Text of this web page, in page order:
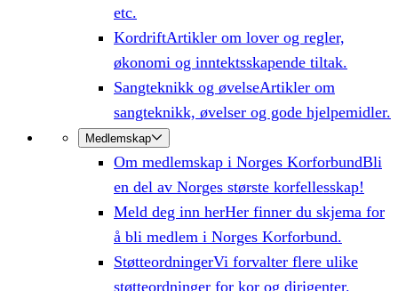
etc.
KordriftArtikler om lover og regler,
økonomi og inntektsskapende tiltak.
Sangteknikk og øvelseArtikler om
sangteknikk, øvelser og gode hjelpemidler.
Medlemskap
Om medlemskap i Norges KorforbundBli
en del av Norges største korfellesskap!
Meld deg inn herHer finner du skjema for
å bli medlem i Norges Korforbund.
StøtteordningerVi forvalter flere ulike
støtteordninger for kor og dirigenter.